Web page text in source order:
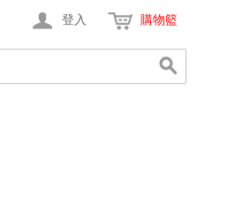
登入 購物籃